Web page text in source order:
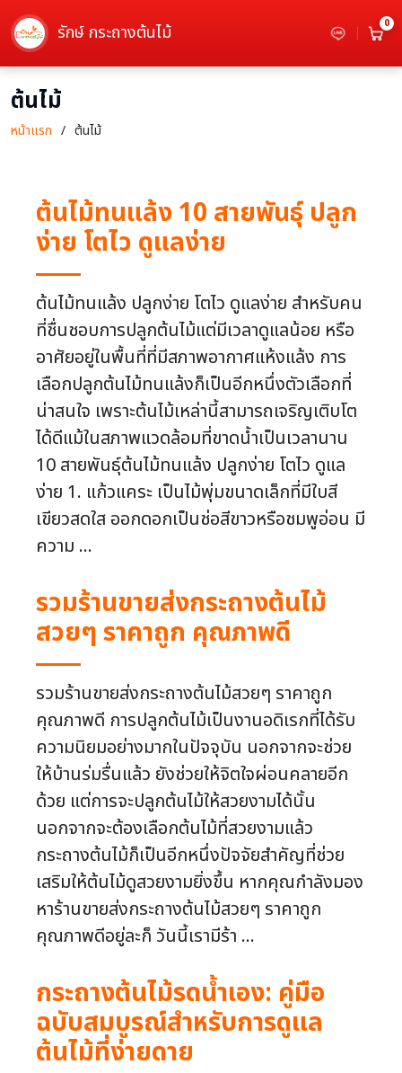
รักษ์ กระถางต้นไม้ 0
ต้นไม้
หน้าแรก ต้นไม้
ต้นไม้ทนแล้ง 10 สายพันธุ์ ปลูก
ง่าย โตไว ดูแลง่าย
ต้นไม้ทนแล้ง ปลูกง่าย โตไว ดูแลง่าย สำหรับคน
ที่ชื่นชอบการปลูกต้นไม้แต่มีเวลาดูแลน้อย หรือ
อาศัยอยู่ในพื้นที่ที่มีสภาพอากาศแห้งแล้ง การ
เลือกปลูกต้นไม้ทนแล้งก็เป็นอีกหนึ่งตัวเลือกที่
น่าสนใจ เพราะต้นไม้เหล่านี้สามารถเจริญเติบโต
ได้ดีแม้ในสภาพแวดล้อมที่ขาดน้ำเป็นเวลานาน
10 สายพันธุ์ต้นไม้ทนแล้ง ปลูกง่าย โตไว ดูแล
ง่าย 1. แก้วแคระ เป็นไม้พุ่มขนาดเล็กที่มีใบสี
เขียวสดใส ออกดอกเป็นช่อสีขาวหรือชมพูอ่อน มี
ความ ...
รวมร้านขายส่งกระถางต้นไม้
สวยๆ ราคาถูก คุณภาพดี
รวมร้านขายส่งกระถางต้นไม้สวยๆ ราคาถูก
คุณภาพดี การปลูกต้นไม้เป็นงานอดิเรกที่ได้รับ
ความนิยมอย่างมากในปัจจุบัน นอกจากจะช่วย
ให้บ้านร่มรื่นแล้ว ยังช่วยให้จิตใจผ่อนคลายอีก
ด้วย แต่การจะปลูกต้นไม้ให้สวยงามได้นั้น
นอกจากจะต้องเลือกต้นไม้ที่สวยงามแล้ว
กระถางต้นไม้ก็เป็นอีกหนึ่งปัจจัยสำคัญที่ช่วย
เสริมให้ต้นไม้ดูสวยงามยิ่งขึ้น หากคุณกำลังมอง
หาร้านขายส่งกระถางต้นไม้สวยๆ ราคาถูก
คุณภาพดีอยู่ละก็ วันนี้เรามีร้า ...
กระถางต้นไม้รดน้ำเอง: คู่มือ
ฉบับสมบูรณ์สำหรับการดูแล
ต้นไม้ที่ง่ายดาย